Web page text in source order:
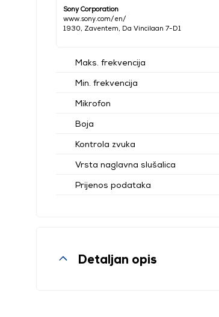
Sony Corporation
www.sony.com/en/
1930, Zaventem, Da Vincilaan 7-D1
Maks. frekvencija
Min. frekvencija
Mikrofon
Boja
Kontrola zvuka
Vrsta naglavna slušalica
Prijenos podataka
Detaljan opis